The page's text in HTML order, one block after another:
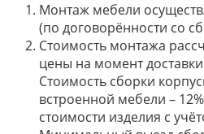
Монтаж мебели
(по договорённости со
Стоимость монтажа
цены на момент
Стоимость сборки
встроенной мебели –
стоимости изделия с